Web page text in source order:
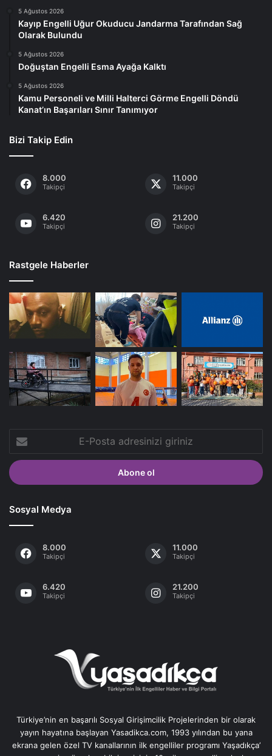
5 Ağustos 2026
Kayıp Engelli Uğur Okuducu Jandarma Tarafından Sağ
Olarak Bulundu
5 Ağustos 2026
Doğuştan Engelli Esma Ayağa Kalktı
5 Ağustos 2026
Kamu Personeli ve Milli Halterci Görme Engelli Döndü
Kanat’ın Başarıları Sınır Tanımıyor
Bizi Takip Edin
8.000
Takipçi
11.000
Takipçi
6.420
Takipçi
21.200
Takipçi
Rastgele Haberler
Posta
adresinizi
giriniz
Sosyal Medya
8.000
Takipçi
11.000
Takipçi
6.420
Takipçi
21.200
Takipçi
Türkiye’nin en başarılı Sosyal Girişimcilik Projelerinden bir olarak
yayın hayatına başlayan Yasadikca.com, 1993 yılından bu yana
ekrana gelen özel TV kanallarının ilk engelliler programı Yaşadıkça’